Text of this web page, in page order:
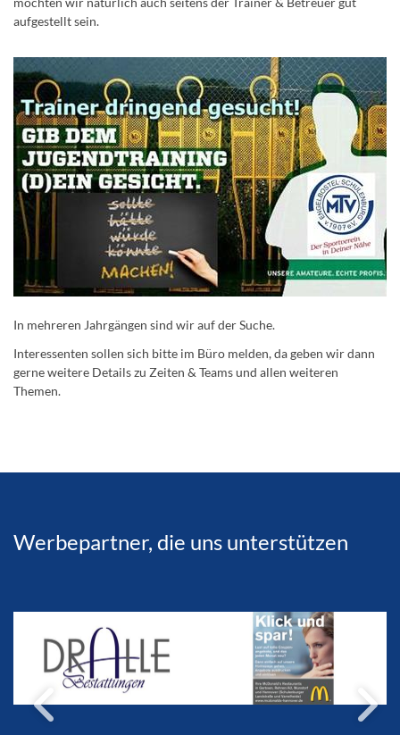
aufgestellt sein.
In mehreren Jahrgängen sind wir auf der Suche.
Interessenten sollen sich bitte im Büro melden, da geben wir dann
gerne weitere Details zu Zeiten & Teams und allen weiteren
Themen.
Werbepartner, die uns unterstützen